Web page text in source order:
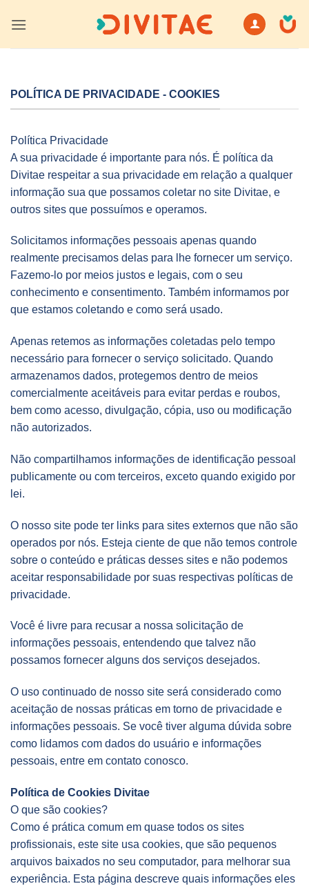
POLÍTICA DE PRIVACIDADE - COOKIES
Política Privacidade
A sua privacidade é importante para nós. É política da
Divitae respeitar a sua privacidade em relação a qualquer
informação sua que possamos coletar no site Divitae, e
outros sites que possuímos e operamos.
Solicitamos informações pessoais apenas quando
realmente precisamos delas para lhe fornecer um serviço.
Fazemo-lo por meios justos e legais, com o seu
conhecimento e consentimento. Também informamos por
que estamos coletando e como será usado.
Apenas retemos as informações coletadas pelo tempo
necessário para fornecer o serviço solicitado. Quando
armazenamos dados, protegemos dentro de meios
comercialmente aceitáveis ​​para evitar perdas e roubos,
bem como acesso, divulgação, cópia, uso ou modificação
não autorizados.
Não compartilhamos informações de identificação pessoal
publicamente ou com terceiros, exceto quando exigido por
lei.
O nosso site pode ter links para sites externos que não são
operados por nós. Esteja ciente de que não temos controle
sobre o conteúdo e práticas desses sites e não podemos
aceitar responsabilidade por suas respectivas políticas de
privacidade.
Você é livre para recusar a nossa solicitação de
informações pessoais, entendendo que talvez não
possamos fornecer alguns dos serviços desejados.
O uso continuado de nosso site será considerado como
aceitação de nossas práticas em torno de privacidade e
informações pessoais. Se você tiver alguma dúvida sobre
como lidamos com dados do usuário e informações
pessoais, entre em contato conosco.
Política de Cookies Divitae
O que são cookies?
Como é prática comum em quase todos os sites
profissionais, este site usa cookies, que são pequenos
arquivos baixados no seu computador, para melhorar sua
experiência. Esta página descreve quais informações eles